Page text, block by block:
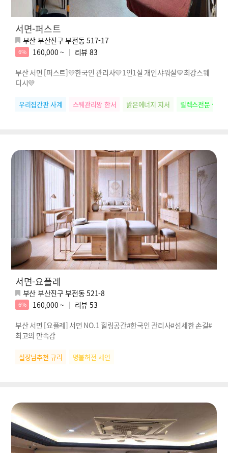
서면-퍼스트
부산 부산진구 부전동 517-17
6% 160,000 ~ 리뷰 83
부산 서면 [퍼스트]💛한국인 관리사💛1인1실 개인샤워실💛최강스웨
디시💛
우리집간판 사계 스웨관리짱 한서 밝은에너지 지서 릴렉스전문 썸머
서면-요플레
부산 부산진구 부전동 521-8
6% 160,000 ~ 리뷰 53
부산 서면 [요플레] 서면 NO.1 힐링공간#한국인 관리사#섬세한 손길#
최고의 만족감
실장님추천 규리 명불허전 세연